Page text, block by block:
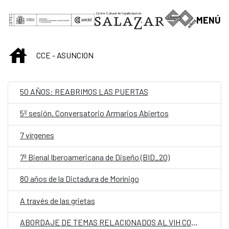
Saut au contenu principal
MENÚ
INICIOCCE - ASUNCION
50 AÑOS: REABRIMOS LAS PUERTAS
5º sesión. Conversatorio Armarios Abiertos
7 vírgenes
7ª Bienal Iberoamericana de Diseño (BID_20)
80 años de la Dictadura de Morínigo
A través de las grietas
ABORDAJE DE TEMAS RELACIONADOS AL VIH CON ENFOQUE DE DERECHOS